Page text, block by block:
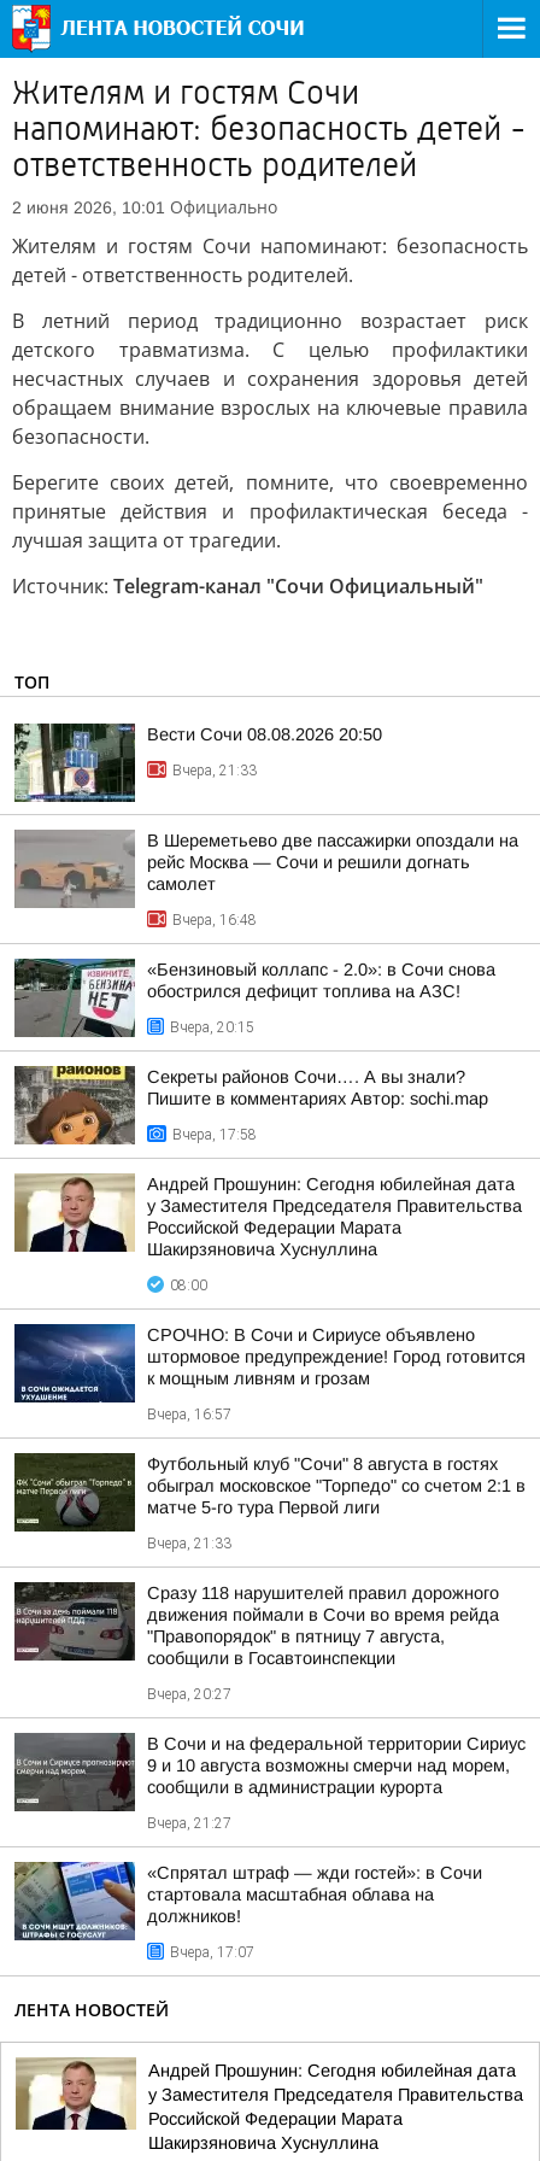
Жителям и гостям Сочи
напоминают: безопасность детей -
ответственность родителей
2 июня 2026, 10:01 Официально
Жителям и гостям Сочи напоминают: безопасность
детей - ответственность родителей.
В летний период традиционно возрастает риск
детского травматизма. С целью профилактики
несчастных случаев и сохранения здоровья детей
обращаем внимание взрослых на ключевые правила
безопасности.
Берегите своих детей, помните, что своевременно
принятые действия и профилактическая беседа -
лучшая защита от трагедии.
Источник: Telegram-канал "Сочи Официальный"
ТОП
Вести Сочи 08.08.2026 20:50
Вчера, 21:33
В Шереметьево две пассажирки опоздали на
рейс Москва — Сочи и решили догнать
самолет
Вчера, 16:48
«Бензиновый коллапс - 2.0»: в Сочи снова
обострился дефицит топлива на АЗС!
Вчера, 20:15
Секреты районов Сочи…. А вы знали?
Пишите в комментариях Автор: sochi.map
Вчера, 17:58
Андрей Прошунин: Сегодня юбилейная дата
у Заместителя Председателя Правительства
Российской Федерации Марата
Шакирзяновича Хуснуллина
08:00
СРОЧНО: В Сочи и Сириусе объявлено
штормовое предупреждение! Город готовится
к мощным ливням и грозам
Вчера, 16:57
Футбольный клуб "Сочи" 8 августа в гостях
обыграл московское "Торпедо" со счетом 2:1 в
матче 5-го тура Первой лиги
Вчера, 21:33
Сразу 118 нарушителей правил дорожного
движения поймали в Сочи во время рейда
"Правопорядок" в пятницу 7 августа,
сообщили в Госавтоинспекции
Вчера, 20:27
В Сочи и на федеральной территории Сириус
9 и 10 августа возможны смерчи над морем,
сообщили в администрации курорта
Вчера, 21:27
«Спрятал штраф — жди гостей»: в Сочи
стартовала масштабная облава на
должников!
Вчера, 17:07
ЛЕНТА НОВОСТЕЙ
Андрей Прошунин: Сегодня юбилейная дата
у Заместителя Председателя Правительства
Российской Федерации Марата
Шакирзяновича Хуснуллина